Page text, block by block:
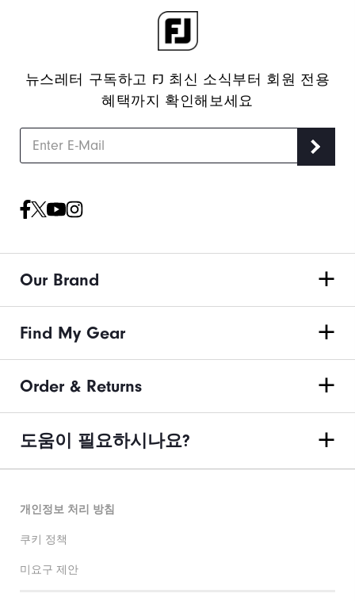
뉴스레터 구독하고 FJ 최신 소식부터 회원 전용
혜택까지 확인해보세요
Our Brand
Find My Gear
Order & Returns
도움이 필요하시나요?
개인정보 처리 방침
쿠키 정책
미요구 제안